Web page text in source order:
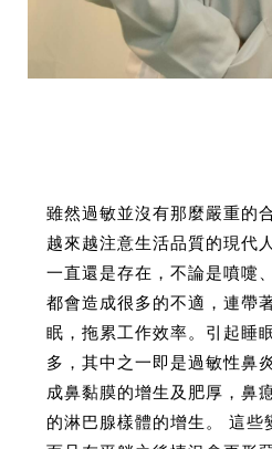
雖然過敏並沒有那麼嚴重的
越來越注意生活品質的現代
一直還是存在，不論是噴嚏
都會造成很多的不適，連帶
眠，拖累工作效率。引起睡
多，其中之一即是過敏性鼻
成鼻黏膜的增生及肥厚，鼻
的淋巴腺樣體的增生。 這些